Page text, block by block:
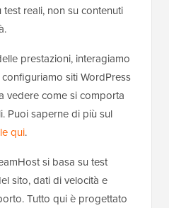
reali, non su contenuti
prestazioni, interagiamo
siti WordPress
vedere come si comporta
Puoi saperne di più sul
qui.
si basa su test
sito, dati di velocità e
Tutto qui è progettato